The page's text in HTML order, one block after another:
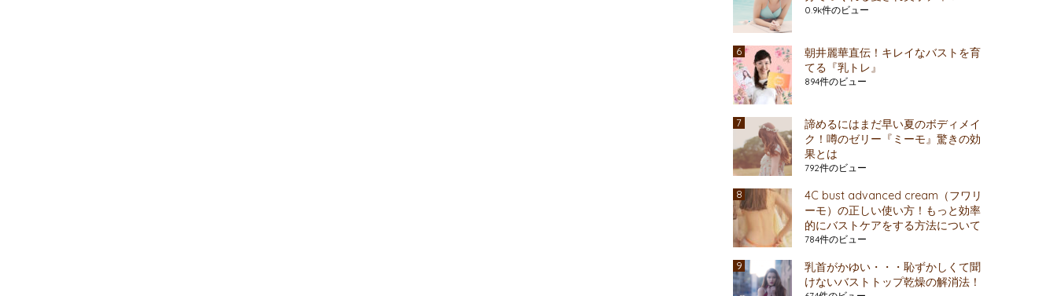
0.9k件のビュー
朝井麗華直伝！キレイなバストを育
てる『乳トレ』
894件のビュー
諦めるにはまだ早い夏のボディメイ
ク！噂のゼリー『ミーモ』驚きの効
果とは
792件のビュー
4C bust advanced cream（フワリ
ーモ）の正しい使い方！もっと効率
的にバストケアをする方法について
784件のビュー
乳首がかゆい・・・恥ずかしくて聞
けないバストトップ乾燥の解消法！